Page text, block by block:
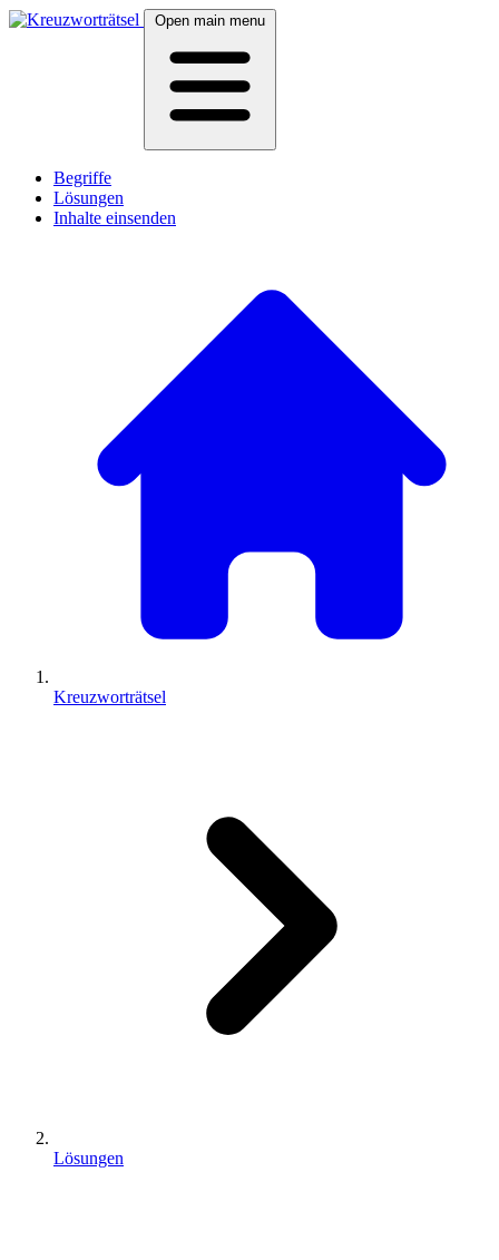
Open main menu
Begriffe
Lösungen
Inhalte einsenden
Kreuzworträtsel
Lösungen